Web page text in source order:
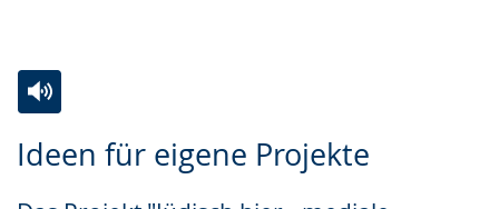
Ideen für eigene Projekte
Leichten
Audio-
Video